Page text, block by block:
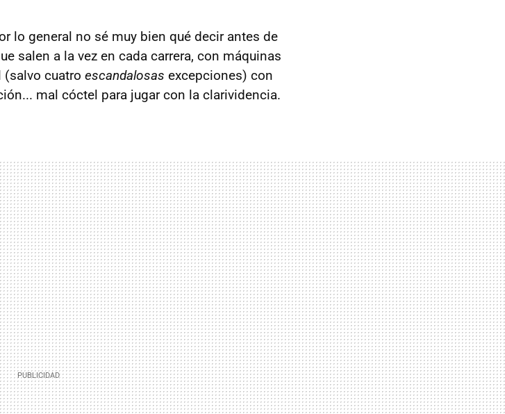
lo general no sé muy bien qué decir antes de
salen a la vez en cada carrera, con máquinas
(salvo cuatro escandalosas excepciones) con
mal cóctel para jugar con la clarividencia.